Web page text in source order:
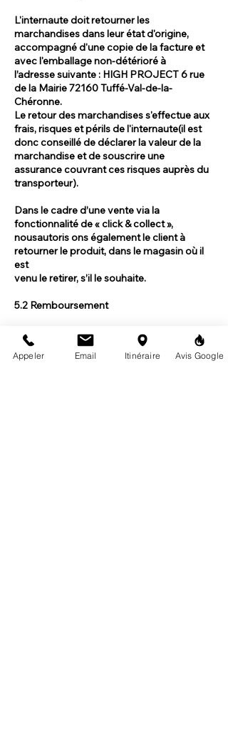
L'internaute doit retourner les
marchandises dans leur état d'origine,
accompagné d'une copie de la facture et
avec l'emballage non-détérioré à
l’adresse suivante : HIGH PROJECT 6 rue
de la Mairie 72160 Tuffé-Val-de-la-
Chéronne.
Le retour des marchandises s'effectue aux
frais, risques et périls de l'internaute(il est
donc conseillé de déclarer la valeur de la
marchandise et de souscrire une
assurance couvrant ces risques auprès du
transporteur).
Dans le cadre d’une vente via la
fonctionnalité de « click & collect »,
nousautoris ons également le client à
retourner le produit, dans le magasin où il
est
venu le retirer, s’il le souhaite.
5.2 Remboursement
Toute demande de remboursement ne
pourra être prise en compte qu'après
l'arrivée des produits retournés chez
Appeler Email Itinéraire Avis Google